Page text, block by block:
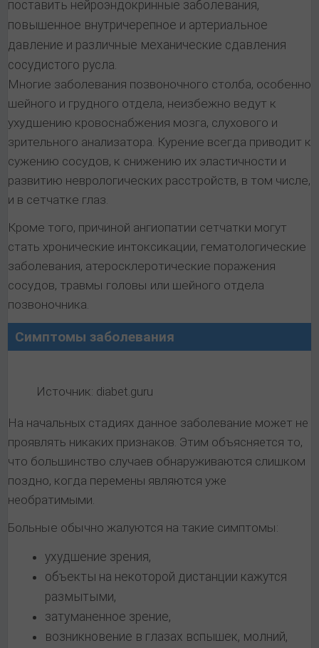
поставить нейроэндокринные заболевания,
повышенное внутричерепное и артериальное
давление и различные механические сдавления
сосудистого русла.
Многие заболевания позвоночного столба, особенно
шейного и грудного отдела, неизбежно ведут к
ухудшению кровоснабжения мозга, слухового и
зрительного анализатора. Курение всегда приводит к
сужению сосудов, к снижению их эластичности и
развитию неврологических расстройств, в том числе,
и в сетчатке глаз.
Кроме того, причиной ангиопатии сетчатки могут
стать хронические интоксикации, гематологические
заболевания, атеросклеротические поражения
сосудов, травмы головы или шейного отдела
позвоночника.
Симптомы заболевания
Источник: diabet.guru
На начальных стадиях данное заболевание может не
проявлять никаких признаков. Этим объясняется то,
что большинство случаев обнаруживаются слишком
поздно, когда перемены являются уже
необратимыми.
Больные обычно жалуются на такие симптомы:
ухудшение зрения,
объекты на некоторой дистанции кажутся
размытыми,
затуманенное зрение,
возникновение в глазах вспышек, молний,